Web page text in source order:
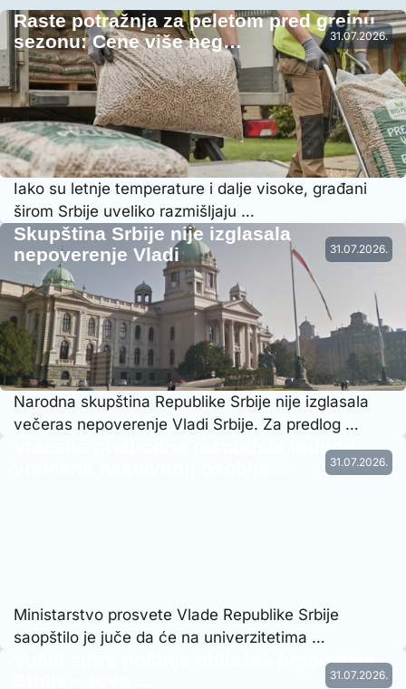
31.07.2026.
Raste potražnja za peletom pred grejnu
sezonu: Cene više neg…
Iako su letnje temperature i dalje visoke, građani
širom Srbije uveliko razmišljaju …
31.07.2026.
Skupština Srbije nije izglasala
nepoverenje Vladi
Narodna skupština Republike Srbije nije izglasala
večeras nepoverenje Vladi Srbije. Za predlog …
31.07.2026.
Vraćena prethodna raspodela radnog
Ministarstvo prosvete Vlade Republike Srbije
saopštilo je juče da će na univerzitetima …
31.07.2026.
Vučić sutra počinje obilazak jugoistoka